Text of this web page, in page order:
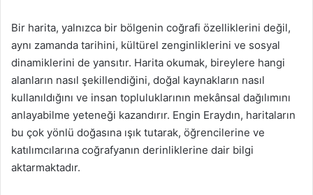
Bir harita, yalnızca bir bölgenin coğrafi özelliklerini değil,
aynı zamanda tarihini, kültürel zenginliklerini ve sosyal
dinamiklerini de yansıtır. Harita okumak, bireylere hangi
alanların nasıl şekillendiğini, doğal kaynakların nasıl
kullanıldığını ve insan topluluklarının mekânsal dağılımını
anlayabilme yeteneği kazandırır. Engin Eraydın, haritaların
bu çok yönlü doğasına ışık tutarak, öğrencilerine ve
katılımcılarına coğrafyanın derinliklerine dair bilgi
aktarmaktadır.